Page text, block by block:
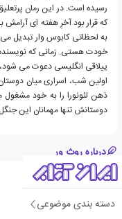
دسته بندی موضوعی
رسیده است. در این رمان
که قرار بود آخرِ هفته ای
به لحظاتی کابوس وار تبدیل
خودت هستی. زمانی که نویسنده
ییلاقی انگلیسی دعوت می شود،
اولین شب، اسراری میان
ذهن لئونورا را به خود مشغول
دوستانش تنها مهمانان این
درباره روث ور